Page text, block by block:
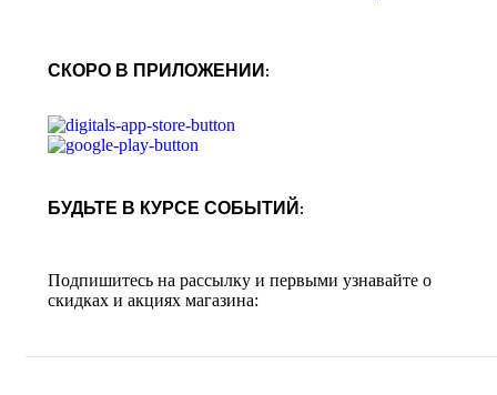
СКОРО В ПРИЛОЖЕНИИ:
БУДЬТЕ В КУРСЕ СОБЫТИЙ:
Подпишитесь на рассылку и первыми узнавайте о
скидках и акциях магазина: